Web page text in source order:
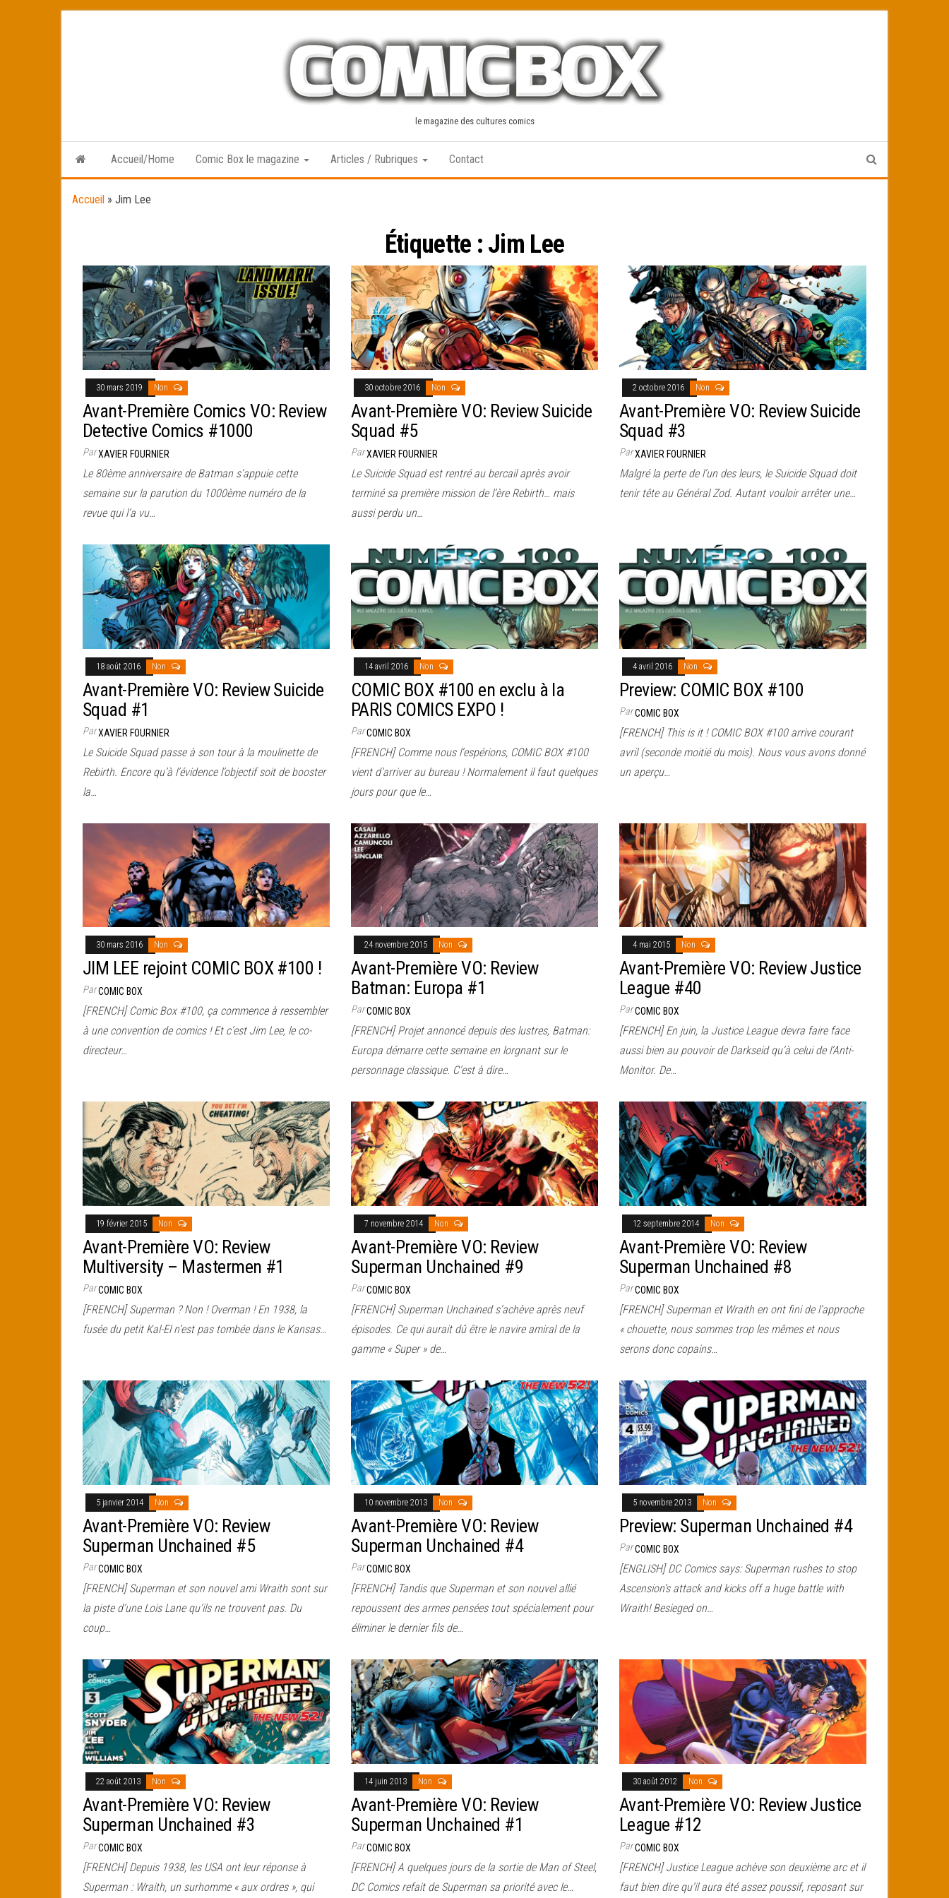
le magazine des cultures comics
Accueil/Home Comic Box le magazine Articles / Rubriques Contact
Accueil » Jim Lee
Étiquette : Jim Lee
30 mars 2019 Non
Avant-Première Comics VO: Review
Detective Comics #1000
ParXAVIER FOURNIER
Le 80ème anniversaire de Batman s’appuie cette
semaine sur la parution du 1000ème numéro de la
revue qui l’a vu…
30 octobre 2016 Non
Avant-Première VO: Review Suicide
Squad #5
ParXAVIER FOURNIER
Le Suicide Squad est rentré au bercail après avoir
terminé sa première mission de l’ère Rebirth… mais
aussi perdu un…
2 octobre 2016 Non
Avant-Première VO: Review Suicide
Squad #3
ParXAVIER FOURNIER
Malgré la perte de l’un des leurs, le Suicide Squad doit
tenir tête au Général Zod. Autant vouloir arrêter une…
18 août 2016 Non
Avant-Première VO: Review Suicide
Squad #1
ParXAVIER FOURNIER
Le Suicide Squad passe à son tour à la moulinette de
Rebirth. Encore qu’à l’évidence l’objectif soit de booster
la…
14 avril 2016 Non
COMIC BOX #100 en exclu à la
PARIS COMICS EXPO !
ParCOMIC BOX
[FRENCH] Comme nous l’espérions, COMIC BOX #100
vient d’arriver au bureau ! Normalement il faut quelques
jours pour que le…
4 avril 2016 Non
Preview: COMIC BOX #100
ParCOMIC BOX
[FRENCH] This is it ! COMIC BOX #100 arrive courant
avril (seconde moitié du mois). Nous vous avons donné
un aperçu…
30 mars 2016 Non
JIM LEE rejoint COMIC BOX #100 !
ParCOMIC BOX
[FRENCH] Comic Box #100, ça commence à ressembler
à une convention de comics ! Et c’est Jim Lee, le co-
directeur…
24 novembre 2015 Non
Avant-Première VO: Review
Batman: Europa #1
ParCOMIC BOX
[FRENCH] Projet annoncé depuis des lustres, Batman:
Europa démarre cette semaine en lorgnant sur le
personnage classique. C’est à dire…
4 mai 2015 Non
Avant-Première VO: Review Justice
League #40
ParCOMIC BOX
[FRENCH] En juin, la Justice League devra faire face
aussi bien au pouvoir de Darkseid qu’à celui de l’Anti-
Monitor. De…
19 février 2015 Non
Avant-Première VO: Review
Multiversity – Mastermen #1
ParCOMIC BOX
[FRENCH] Superman ? Non ! Overman ! En 1938, la
fusée du petit Kal-El n’est pas tombée dans le Kansas…
7 novembre 2014 Non
Avant-Première VO: Review
Superman Unchained #9
ParCOMIC BOX
[FRENCH] Superman Unchained s’achève après neuf
épisodes. Ce qui aurait dû être le navire amiral de la
gamme « Super » de…
12 septembre 2014 Non
Avant-Première VO: Review
Superman Unchained #8
ParCOMIC BOX
[FRENCH] Superman et Wraith en ont fini de l’approche
« chouette, nous sommes trop les mêmes et nous
serons donc copains…
5 janvier 2014 Non
Avant-Première VO: Review
Superman Unchained #5
ParCOMIC BOX
[FRENCH] Superman et son nouvel ami Wraith sont sur
la piste d’une Lois Lane qu’ils ne trouvent pas. Du
coup…
10 novembre 2013 Non
Avant-Première VO: Review
Superman Unchained #4
ParCOMIC BOX
[FRENCH] Tandis que Superman et son nouvel allié
repoussent des armes pensées tout spécialement pour
éliminer le dernier fils de…
5 novembre 2013 Non
Preview: Superman Unchained #4
ParCOMIC BOX
[ENGLISH] DC Comics says: Superman rushes to stop
Ascension’s attack and kicks off a huge battle with
Wraith! Besieged on…
22 août 2013 Non
Avant-Première VO: Review
Superman Unchained #3
ParCOMIC BOX
[FRENCH] Depuis 1938, les USA ont leur réponse à
Superman : Wraith, un surhomme « aux ordres », qui
14 juin 2013 Non
Avant-Première VO: Review
Superman Unchained #1
ParCOMIC BOX
[FRENCH] A quelques jours de la sortie de Man of Steel,
DC Comics refait de Superman sa priorité avec le…
30 août 2012 Non
Avant-Première VO: Review Justice
League #12
ParCOMIC BOX
[FRENCH] Justice League achève son deuxième arc et il
faut bien dire qu’il aura été assez poussif, reposant sur